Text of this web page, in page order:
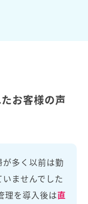
お客様の声
多く以前は勤
ませんでした
理を導入後は直